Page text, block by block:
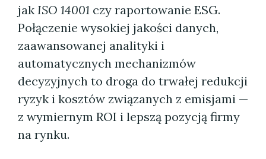
jak ISO 14001 czy raportowanie ESG.
Połączenie wysokiej jakości danych,
zaawansowanej analityki i
automatycznych mechanizmów
decyzyjnych to droga do trwałej redukcji
ryzyk i kosztów związanych z emisjami —
z wymiernym ROI i lepszą pozycją firmy
na rynku.